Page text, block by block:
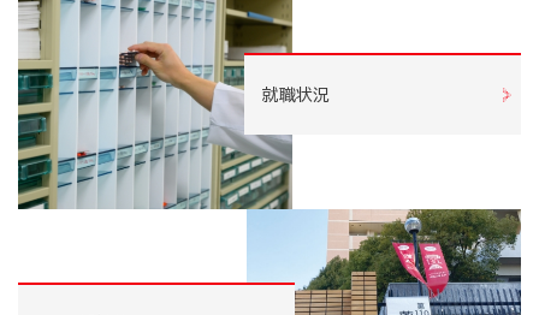
就職状況